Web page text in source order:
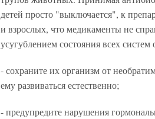
детей просто "выключается", к
и взрослых, что медикаменты не
усугублением состояния всех систем
- сохраните их организм от
ему развиваться естественно;
- предупредите нарушения